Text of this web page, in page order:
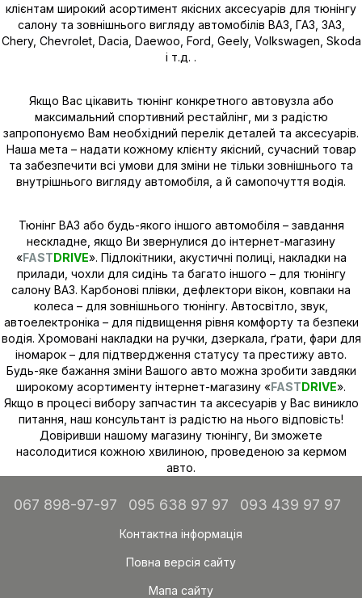
клієнтам широкий асортимент якісних аксесуарів для тюнінгу
салону та зовнішнього вигляду автомобілів ВАЗ, ГАЗ, ЗАЗ,
Chery, Chevrolet, Dacia, Daewoo, Ford, Geely, Volkswagen, Skoda
і т.д. .
Якщо Вас цікавить тюнінг конкретного автовузла або
максимальний спортивний рестайлінг, ми з радістю
запропонуємо Вам необхідний перелік деталей та аксесуарів.
Наша мета – надати кожному клієнту якісний, сучасний товар
та забезпечити всі умови для зміни не тільки зовнішнього та
внутрішнього вигляду автомобіля, а й самопочуття водія.
Тюнінг ВАЗ або будь-якого іншого автомобіля – завдання
нескладне, якщо Ви звернулися до інтернет-магазину
«FASTDRIVE». Підлокітники, акустичні полиці, накладки на
прилади, чохли для сидінь та багато іншого – для тюнінгу
салону ВАЗ. Карбонові плівки, дефлектори вікон, ковпаки на
колеса – для зовнішнього тюнінгу. Автосвітло, звук,
автоелектроніка – для підвищення рівня комфорту та безпеки
водія. Хромовані накладки на ручки, дзеркала, ґрати, фари для
іномарок – для підтвердження статусу та престижу авто.
Будь-яке бажання зміни Вашого авто можна зробити завдяки
широкому асортименту інтернет-магазину «FASTDRIVE».
Якщо в процесі вибору запчастин та аксесуарів у Вас виникло
питання, наш консультант із радістю на нього відповість!
Довіривши нашому магазину тюнінгу, Ви зможете
насолодитися кожною хвилиною, проведеною за кермом
авто.
067 898-97-97 095 638 97 97 093 439 97 97
Контактна інформація
Повна версія сайту
Мапа сайту